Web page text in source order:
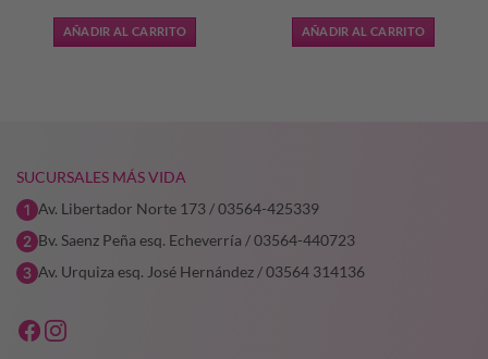
original
era:
es:
AÑADIR AL CARRITO
original
era:
es:
AÑADIR AL CARRITO
SUCURSALES MÁS VIDA
Av. Libertador Norte 173 / 03564-425339
Bv. Saenz Peña esq. Echeverría / 03564-440723
Av. Urquiza esq. José Hernández / 03564 314136